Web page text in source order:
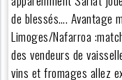
de blessés…. Avantage
Limoges/Nafarroa
des vendeurs de
vins et fromages allez